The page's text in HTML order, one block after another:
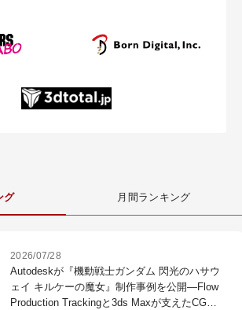
グ 月間ランキング
2026/07/28
Autodeskが『機動戦士ガンダム 閃光のハサウ
ェイ キルケーの魔女』制作事例を公開―Flow
Production Trackingと3ds Maxが支えたCG制